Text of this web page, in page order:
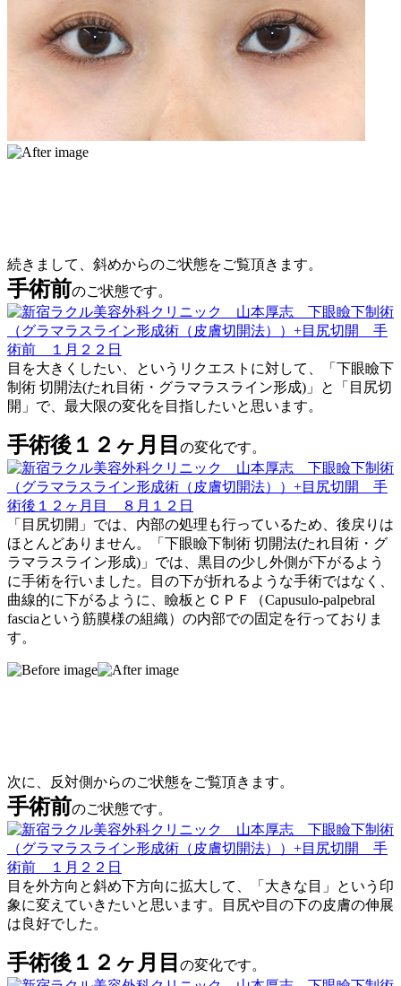
続きまして、斜めからのご状態をご覧頂きます。
手術前のご状態です。
目を大きくしたい、というリクエストに対して、「下眼瞼下
制術 切開法(たれ目術・グラマラスライン形成)」と「目尻切
開」で、最大限の変化を目指したいと思います。
手術後１２ヶ月目 の変化です。
「目尻切開」では、内部の処理も行っているため、後戻りは
ほとんどありません。「下眼瞼下制術 切開法(たれ目術・グ
ラマラスライン形成)」では、黒目の少し外側が下がるよう
に手術を行いました。目の下が折れるような手術ではなく、
曲線的に下がるように、瞼板とＣＰＦ（Capusulo-palpebral
fasciaという筋膜様の組織）の内部での固定を行っておりま
す。
次に、反対側からのご状態をご覧頂きます。
手術前のご状態です。
目を外方向と斜め下方向に拡大して、「大きな目」という印
象に変えていきたいと思います。目尻や目の下の皮膚の伸展
は良好でした。
手術後１２ヶ月目 の変化です。